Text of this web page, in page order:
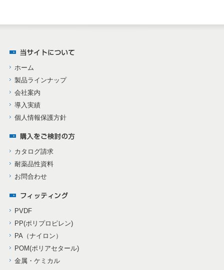
ホーム
製品ラインナップ
会社案内
導入実績
個人情報保護方針
カタログ請求
耐薬品性資料
お問合わせ
PVDF
PP(ポリプロピレン)
PA（ナイロン）
POM(ポリアセタール)
金属・ケミカル